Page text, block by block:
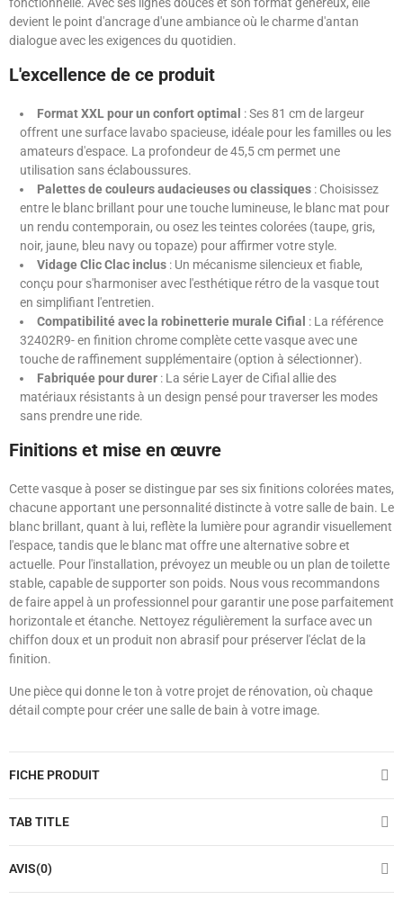
devient le point d'ancrage d'une ambiance où le charme d'antan
dialogue avec les exigences du quotidien.
L'excellence de ce produit
Format XXL pour un confort optimal : Ses 81 cm de largeur
offrent une surface lavabo spacieuse, idéale pour les familles ou les
amateurs d'espace. La profondeur de 45,5 cm permet une
utilisation sans éclaboussures.
Palettes de couleurs audacieuses ou classiques : Choisissez
entre le blanc brillant pour une touche lumineuse, le blanc mat pour
un rendu contemporain, ou osez les teintes colorées (taupe, gris,
noir, jaune, bleu navy ou topaze) pour affirmer votre style.
Vidage Clic Clac inclus : Un mécanisme silencieux et fiable,
conçu pour s'harmoniser avec l'esthétique rétro de la vasque tout
en simplifiant l'entretien.
Compatibilité avec la robinetterie murale Cifial : La référence
32402R9- en finition chrome complète cette vasque avec une
touche de raffinement supplémentaire (option à sélectionner).
Fabriquée pour durer : La série Layer de Cifial allie des
matériaux résistants à un design pensé pour traverser les modes
sans prendre une ride.
Finitions et mise en œuvre
Cette vasque à poser se distingue par ses six finitions colorées mates,
chacune apportant une personnalité distincte à votre salle de bain. Le
blanc brillant, quant à lui, reflète la lumière pour agrandir visuellement
l'espace, tandis que le blanc mat offre une alternative sobre et
actuelle. Pour l'installation, prévoyez un meuble ou un plan de toilette
stable, capable de supporter son poids. Nous vous recommandons
de faire appel à un professionnel pour garantir une pose parfaitement
horizontale et étanche. Nettoyez régulièrement la surface avec un
chiffon doux et un produit non abrasif pour préserver l'éclat de la
finition.
Une pièce qui donne le ton à votre projet de rénovation, où chaque
détail compte pour créer une salle de bain à votre image.
FICHE PRODUIT
TAB TITLE
AVIS(0)